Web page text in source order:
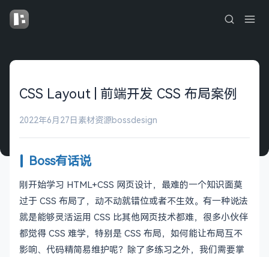
CSS Layout | 前端开发 CSS 布局案例
2022年6月27日 素材资源bossdesign
Boss有话说
刚开始学习 HTML+CSS 网页设计，最难的一个知识面莫
过于 CSS 布局了，动不动就错位或者不生效。有一种说法
就是能够灵活运用 CSS 比其他网页技术都难，很多小伙伴
都觉得 CSS 难学，特别是 CSS 布局，如何能让布局互不
影响、代码精简易维护呢？除了多练习之外，我们需要掌